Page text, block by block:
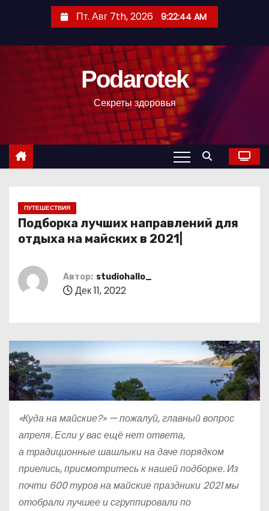
с
Пт. Авг 7th, 2026 9:22:45 AM
Podarotek
Секреты здоровья
ПУТЕШЕСТВИЯ
Подборка лучших направлений для
отдыха на майских в 2021|
Автор: studiohallo_
Дек 11, 2022
«Куда на майские?» — пожалуй, главный вопрос
апреля. Если у вас ещё нет ответа,
а традиционные шашлыки на даче порядком
приелись, присмотритесь к нашей подборке. Из
почти 600туров на майские праздники 2021мы
отобрали лучшее и сгруппировали по